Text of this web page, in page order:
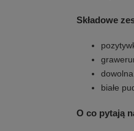
Składowe
białe
O co pytają